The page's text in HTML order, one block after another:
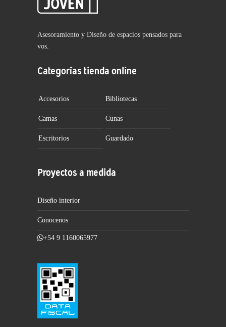
Asesoramiento y Diseño de espacios pensados para
vos.
Categorías tienda online
Accesorios Bibliotecas
Camas Cunas
Escritorios Guardado
Proyectos a medida
Diseño interior
Conocenos
+54 9 1160065977